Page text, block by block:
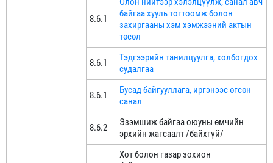
8.6.1
байгаа хууль тогтоомж болон
захиргааны хэм хэмжээний актын
төсөл
8.6.1
Тэдгээрийн танилцуулга, холбогдох
судалгаа
8.6.1
Бусад байгууллага, иргэнээс өгсөн
санал
8.6.2
Эзэмшиж байгаа оюуны өмчийн
эрхийн жагсаалт /байхгүй/
Хот болон газар зохион